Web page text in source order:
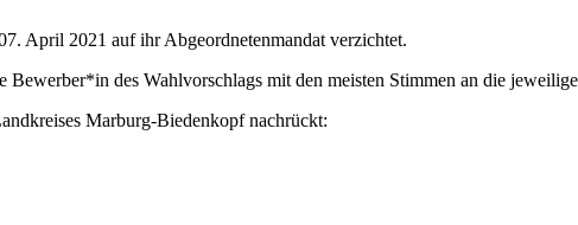
April 2021 auf ihr Abgeordnetenmandat verzichtet.
des Wahlvorschlags mit den meisten Stimmen an die
Marburg-Biedenkopf nachrückt: